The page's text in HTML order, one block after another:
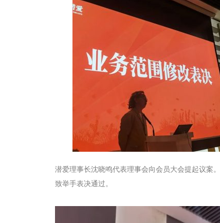
潜爱理事长沈晓鸣代表理事会向会员大会提起议案
致举手表决通过。